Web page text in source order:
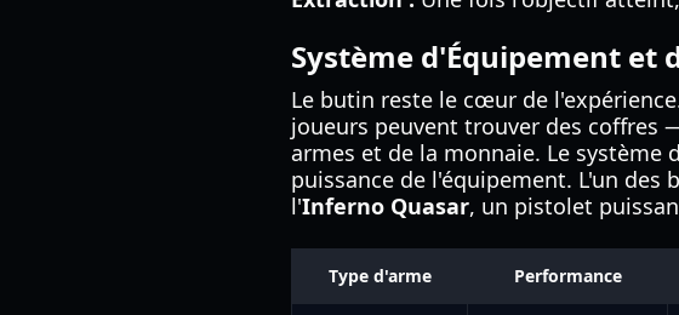
Système d'Équipement et
Le butin reste le cœur de
joueurs peuvent trouver des
armes et de la monnaie. Le
puissance de l'équipement. L'un
l'Inferno Quasar, un pistolet
Type d'arme Performance